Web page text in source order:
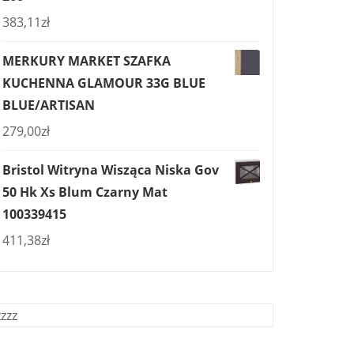
383,11zł
MERKURY MARKET SZAFKA
KUCHENNA GLAMOUR 33G BLUE
BLUE/ARTISAN
279,00zł
Bristol Witryna Wisząca Niska Gov
50 Hk Xs Blum Czarny Mat
100339415
411,38zł